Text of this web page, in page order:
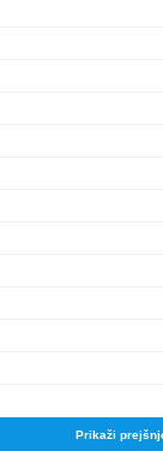
Prikaži